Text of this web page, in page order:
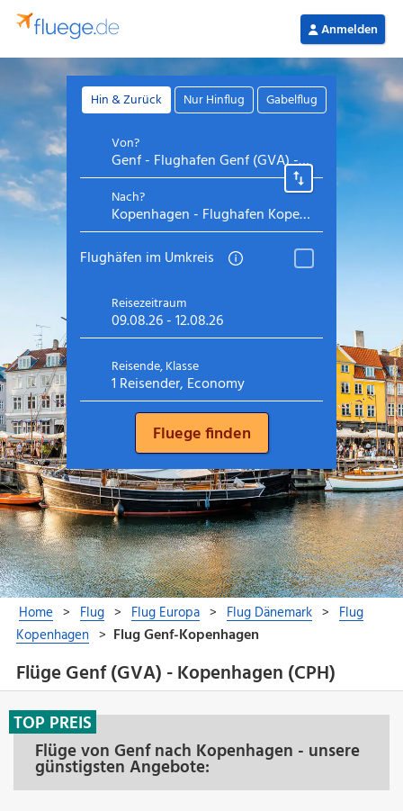
Flüge Genf (GVA) - Kopenhagen (CPH)
Flüge von Genf nach Kopenhagen - unsere
günstigsten Angebote:
TOP PREIS